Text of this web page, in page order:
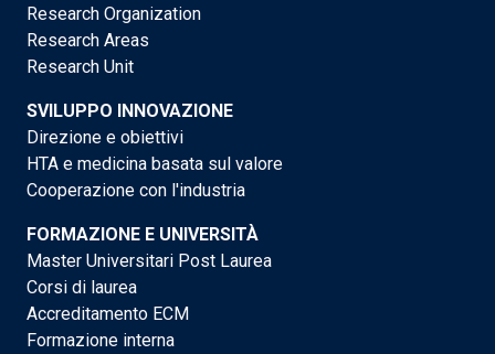
Research Organization
Research Areas
Research Unit
SVILUPPO INNOVAZIONE
Direzione e obiettivi
HTA e medicina basata sul valore
Cooperazione con l'industria
FORMAZIONE E UNIVERSITÀ
Master Universitari Post Laurea
Corsi di laurea
Accreditamento ECM
Formazione interna